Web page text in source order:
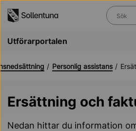
Vad
Utförarportalen
Personlig assistans
Ersättning och
Nedan hittar du information